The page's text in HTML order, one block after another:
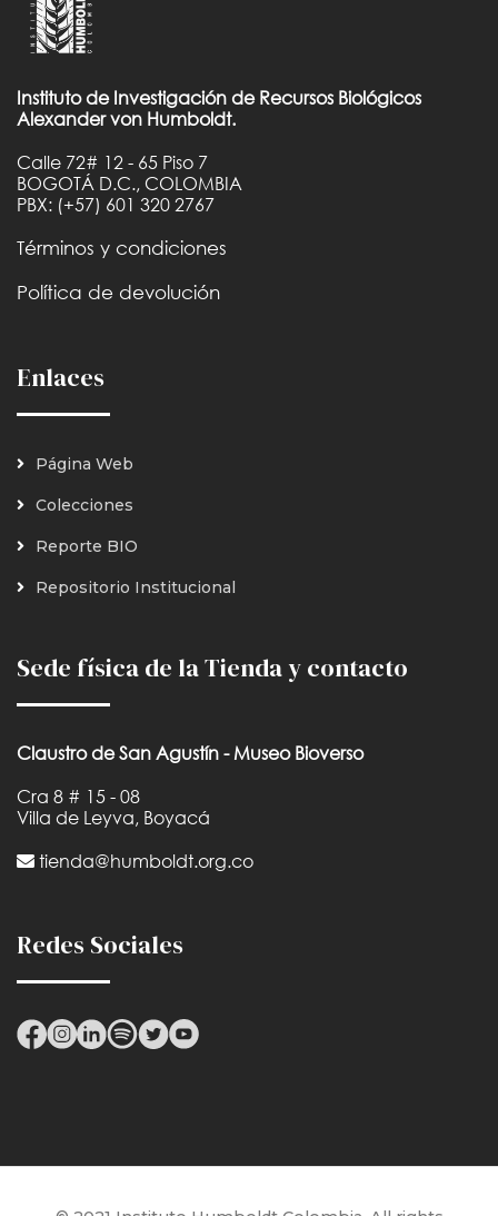
Instituto de Investigación de Recursos Biológicos
Alexander von Humboldt.
Calle 72# 12 - 65 Piso 7
BOGOTÁ D.C., COLOMBIA
PBX: (+57) 601 320 2767
Términos y condiciones
Política de devolución
Enlaces
Página Web
Colecciones
Reporte BIO
Repositorio Institucional
Sede física de la Tienda y contacto
Claustro de San Agustín - Museo Bioverso
Cra 8 # 15 - 08
Villa de Leyva, Boyacá
tienda@humboldt.org.co
Redes Sociales